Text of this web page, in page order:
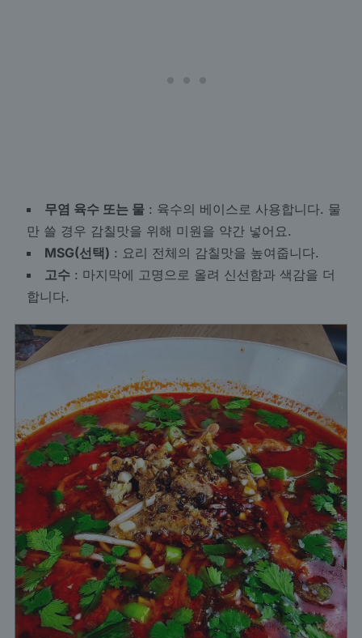
무염 육수 또는 물: 육수의 베이스로 사용합니다. 물
만 쓸 경우 감칠맛을 위해 미원을 약간 넣어요.
MSG(선택) : 요리 전체의 감칠맛을 높여줍니다.
고수: 마지막에 고명으로 올려 신선함과 색감을 더
합니다.